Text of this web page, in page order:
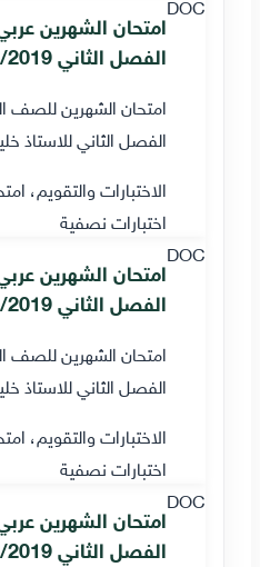
امتحان الشهرين
الفصل الثاني 2018/2019
امتحان الشهرين للصف
الفصل الثاني للاستاذ
الاختبارات والتقويم،
اختبارات نصفية
DOC
امتحان الشهرين
الفصل الثاني 2018/2019
امتحان الشهرين
الفصل الثاني للاستاذ
الاختبارات والتقويم،
اختبارات نصفية
DOC
امتحان الشهرين
الفصل الثاني 2018/2019